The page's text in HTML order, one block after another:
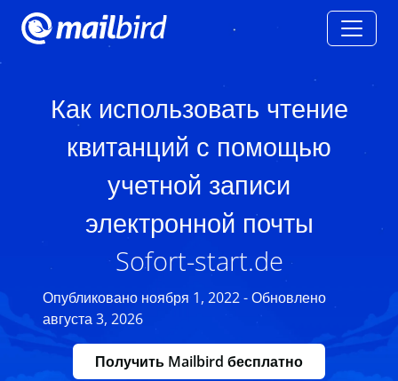
Как использовать чтение
квитанций с помощью
учетной записи
электронной почты
Sofort-start.de
Опубликовано ноября 1, 2022 - Обновлено
августа 3, 2026
Получить Mailbird бесплатно